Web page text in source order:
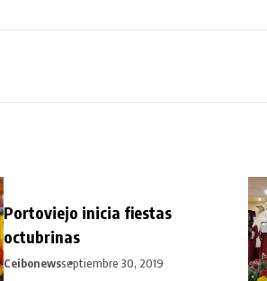
Portoviejo inicia fiestas
octubrinas
Ceibonewsseptiembre 30, 2019